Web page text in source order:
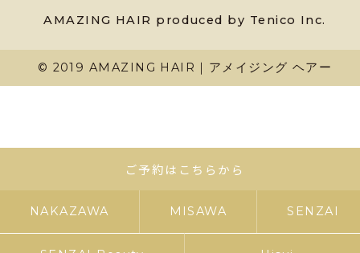
AMAZING HAIR produced by Tenico Inc.
© 2019 AMAZING HAIR｜アメイジング ヘアー
ご予約はこちらから
NAKAZAWA MISAWA SENZAI